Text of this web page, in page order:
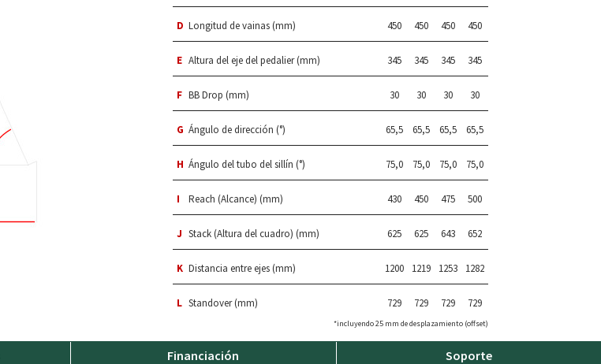
D Longitud de vainas (mm) 450 450 450 450
E Altura del eje del pedalier (mm) 345 345 345 345
F BB Drop (mm) 30 30 30 30
G Ángulo de dirección (°) 65,5 65,5 65,5 65,5
H Ángulo del tubo del sillín (°) 75,0 75,0 75,0 75,0
I Reach (Alcance) (mm) 430 450 475 500
J Stack (Altura del cuadro) (mm) 625 625 643 652
K Distancia entre ejes (mm) 1200 1219 1253 1282
L Standover (mm) 729 729 729 729
*incluyendo 25 mm de desplazamiento (offset)
Financiación Soporte